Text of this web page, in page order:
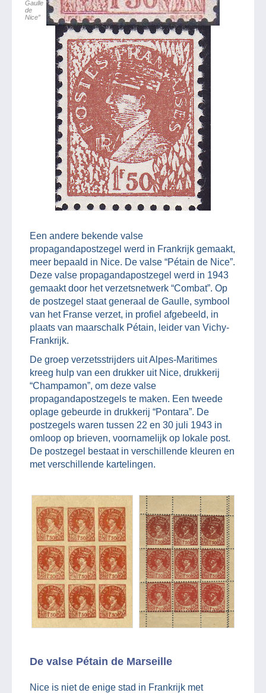
Gaulle
de
Nice”
Een andere bekende valse
propagandapostzegel werd in Frankrijk gemaakt,
meer bepaald in Nice. De valse “Pétain de Nice”.
Deze valse propagandapostzegel werd in 1943
gemaakt door het verzetsnetwerk “Combat”. Op
de postzegel staat generaal de Gaulle, symbool
van het Franse verzet, in profiel afgebeeld, in
plaats van maarschalk Pétain, leider van Vichy-
Frankrijk.
De groep verzetsstrijders uit Alpes-Maritimes
kreeg hulp van een drukker uit Nice, drukkerij
“Champamon”, om deze valse
propagandapostzegels te maken. Een tweede
oplage gebeurde in drukkerij “Pontara”. De
postzegels waren tussen 22 en 30 juli 1943 in
omloop op brieven, voornamelijk op lokale post.
De postzegel bestaat in verschillende kleuren en
met verschillende kartelingen.
De valse Pétain de Marseille
Nice is niet de enige stad in Frankrijk met